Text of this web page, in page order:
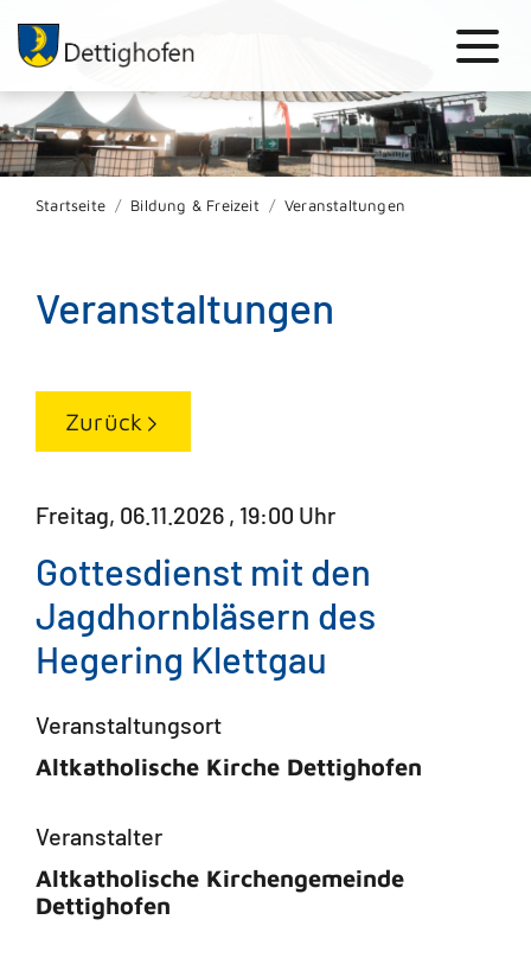
Startseite Bildung & Freizeit Veranstaltungen
Veranstaltungen
Zurück
Freitag, 06.11.2026 , 19:00 Uhr
Gottesdienst mit den
Jagdhornbläsern des
Hegering Klettgau
Veranstaltungsort
Altkatholische Kirche Dettighofen
Veranstalter
Altkatholische Kirchengemeinde
Dettighofen